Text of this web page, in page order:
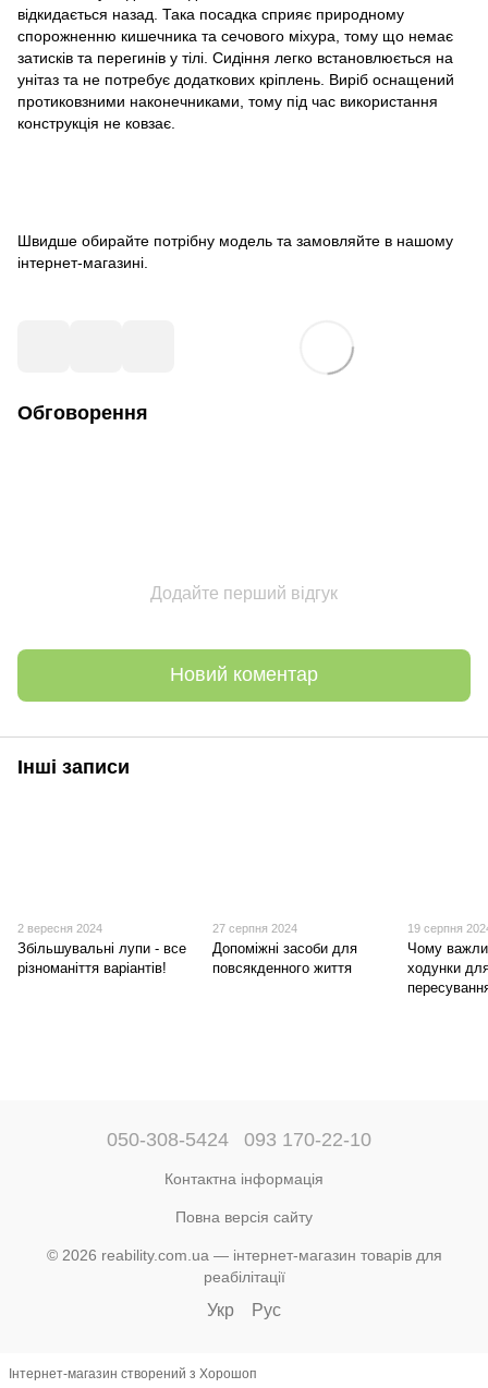
відкидається назад. Така посадка сприяє природному
спорожненню кишечника та сечового міхура, тому що немає
затисків та перегинів у тілі. Сидіння легко встановлюється на
унітаз та не потребує додаткових кріплень. Виріб оснащений
протиковзними наконечниками, тому під час використання
конструкція не ковзає.
Швидше обирайте потрібну модель та замовляйте в нашому
інтернет-магазині.
Обговорення
Додайте перший відгук
Новий коментар
Інші записи
2 вересня 2024
Збільшувальні лупи - все
різноманіття варіантів!
27 серпня 2024
Допоміжні засоби для
повсякденного життя
19 серпня
Чому
ходунки
050-308-5424 093 170-22-10
Контактна інформація
Повна версія сайту
© 2026 reability.com.ua — інтернет-магазин товарів для
реабілітації
Укр Рус
Інтернет-магазин створений з Хорошоп